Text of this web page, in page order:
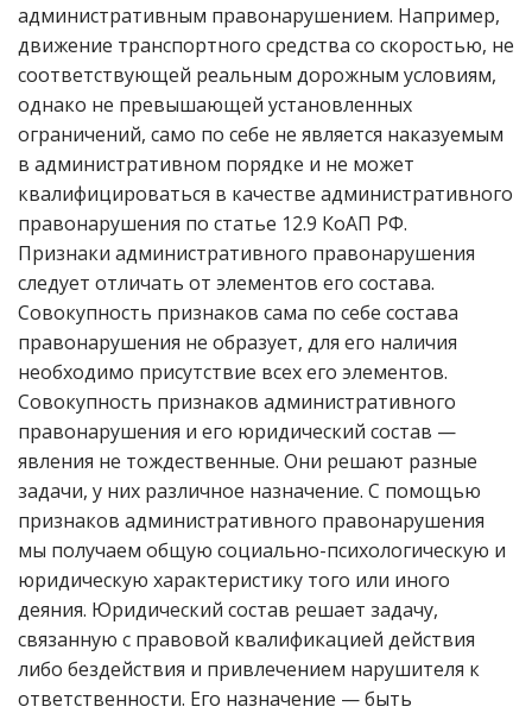
административным правонарушением. Например,
движение транспортного средства со скоростью, не
соответствующей реальным дорожным условиям,
однако не превышающей установленных
ограничений, само по себе не является наказуемым
в административном порядке и не может
квалифицироваться в качестве административного
правонарушения по статье 12.9 КоАП РФ.
Признаки административного правонарушения
следует отличать от элементов его состава.
Совокупность признаков сама по себе состава
правонарушения не образует, для его наличия
необходимо присутствие всех его элементов.
Совокупность признаков административного
правонарушения и его юридический состав —
явления не тождественные. Они решают разные
задачи, у них различное назначение. С помощью
признаков административного правонарушения
мы получаем общую социально-психологическую и
юридическую характеристику того или иного
деяния. Юридический состав решает задачу,
связанную с правовой квалификацией действия
либо бездействия и привлечением нарушителя к
ответственности. Его назначение — быть